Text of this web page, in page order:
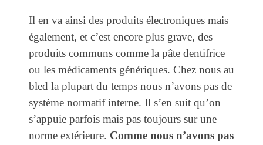
Il en va ainsi des produits électroniques mais
également, et c’est encore plus grave, des
produits communs comme la pâte dentifrice
ou les médicaments génériques. Chez nous au
bled la plupart du temps nous n’avons pas de
système normatif interne. Il s’en suit qu’on
s’appuie parfois mais pas toujours sur une
norme extérieure. Comme nous n’avons pas